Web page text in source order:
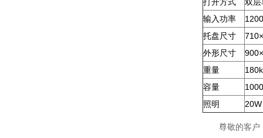
输入功率
托盘尺寸
外形尺寸
重量
容量
照明
20W
尊敬的客户